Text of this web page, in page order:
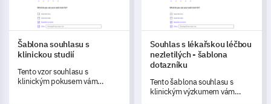
Šablona souhlasu s
klinickou studií
Tento vzor souhlasu s
klinickým pokusem vám
Souhlas s lékařskou léčbou
nezletilých - šablona
dotazníku
Tento šablona souhlasu s
klinickým výzkumem vám